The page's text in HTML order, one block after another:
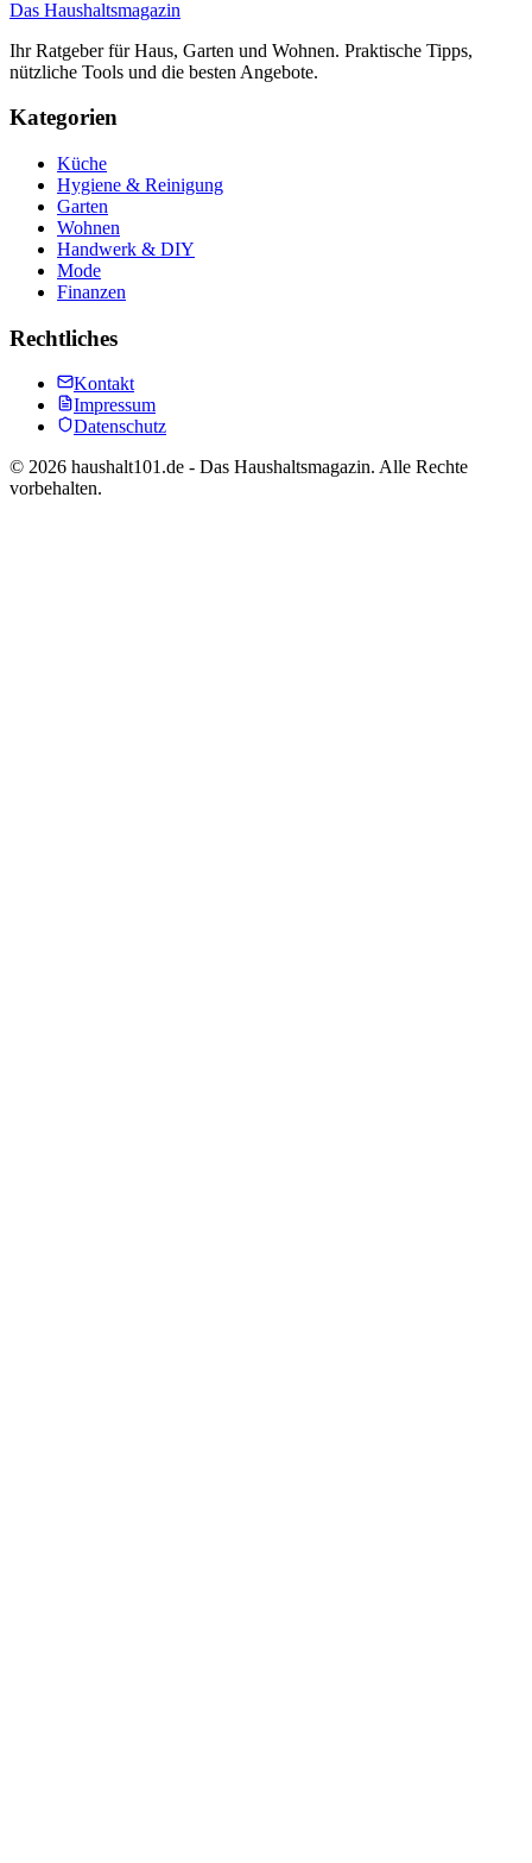
Das Haushaltsmagazin
Ihr Ratgeber für Haus, Garten und Wohnen. Praktische Tipps,
nützliche Tools und die besten Angebote.
Kategorien
Küche
Hygiene & Reinigung
Garten
Wohnen
Handwerk & DIY
Mode
Finanzen
Rechtliches
Kontakt
Impressum
Datenschutz
© 2026 haushalt101.de - Das Haushaltsmagazin. Alle Rechte
vorbehalten.